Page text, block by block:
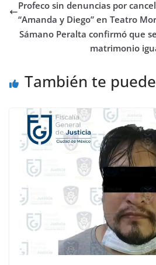
Profeco sin denuncias por
“Amanda y Diego” en Teatro
Sámano Peralta confirmó que
matrimonio
También te